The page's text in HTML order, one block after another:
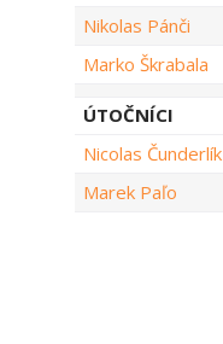
Nikolas Pánči
Marko Škrabala
ÚTOČNÍCI
Nicolas Čunderlík
Marek Paľo